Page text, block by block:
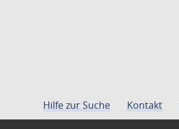
Hilfe zur Suche Kontakt